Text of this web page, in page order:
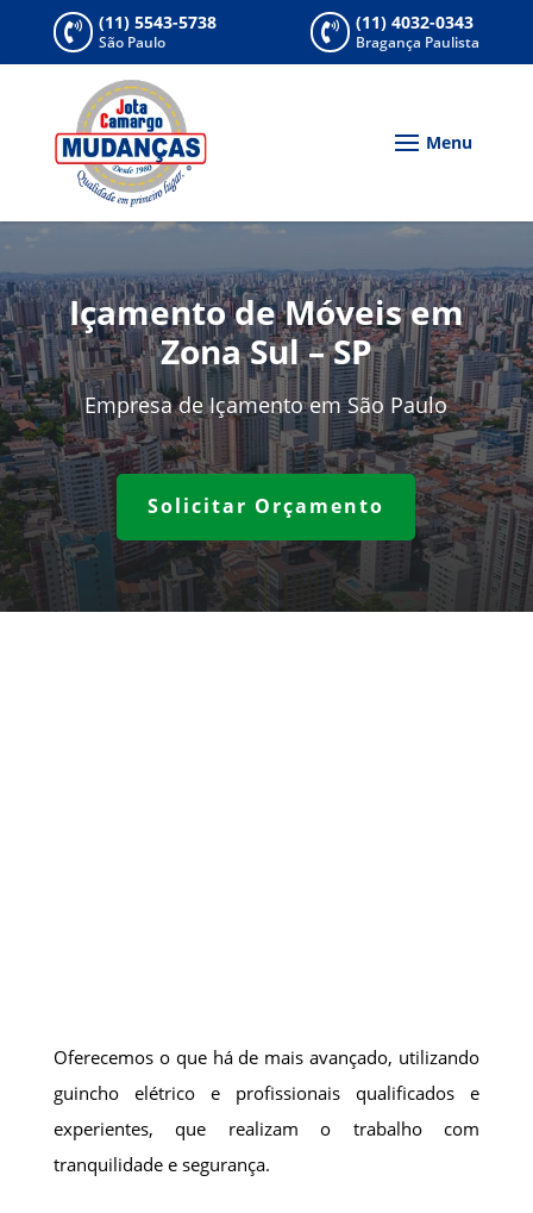
 (11) 5543-5738
São Paulo  (11) 4032-0343
Bragança Paulista
Içamento de Móveis em
Zona Sul – SP
Empresa de Içamento em São Paulo
Solicitar Orçamento
Oferecemos o que há de mais avançado, utilizando
guincho elétrico e profissionais qualificados e
experientes, que realizam o trabalho com
tranquilidade e segurança.